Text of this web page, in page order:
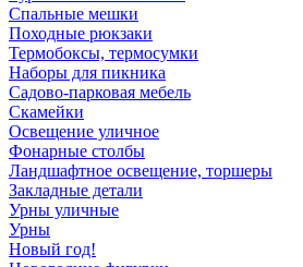
Спальные мешки
Походные рюкзаки
Термобоксы, термосумки
Наборы для пикника
Садово-парковая мебель
Скамейки
Освещение уличное
Фонарные столбы
Ландшафтное освещение, торшеры
Закладные детали
Урны уличные
Урны
Новый год!